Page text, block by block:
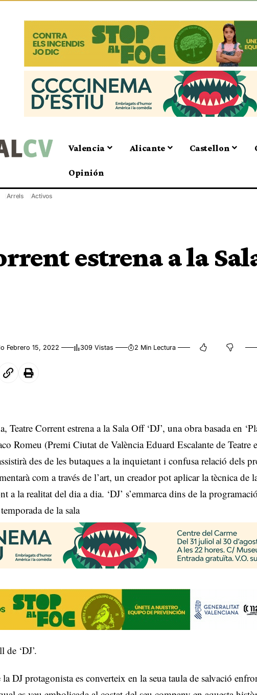
Valencia Alicante Castellon
Opinión
Arrels Activos
estrena a la
Febrero 15, 2022 309 Vistas 2 Min Lectura
Teatre Corrent estrena a la Sala Off ‘DJ’, una obra basada en
Romeu (Premi Ciutat de València Eduard Escalante de Teatre
des de les butaques a la inquietant i confusa relació dels
com a través de l’art, un creador pot aplicar la tècnica de
a la realitat del dia a dia. ‘DJ’ s’emmarca dins de la
de la sala
de ‘DJ’.
la DJ protagonista es converteix en la seua taula de salvació